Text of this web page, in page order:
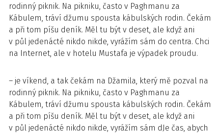
rodinný piknik. Na pikniku, často v Paghmanu za
Kábulem, tráví džumu spousta kábulských rodin. Čekám
a při tom píšu deník. Měl tu být v deset, ale když ani
v půl jedenácté nikdo nikde, vyrážím sám do centra. Chci
na Internet, ale v hotelu Mustafa je výpadek proudu.
– je víkend, a tak čekám na Džamila, který mě pozval na
rodinný piknik. Na pikniku, často v Paghmanu za
Kábulem, tráví džumu spousta kábulských rodin. Čekám
a při tom píšu deník. Měl tu být v deset, ale když ani
v půl jedenácté nikdo nikde, vyrážím sám dJe čas, abych